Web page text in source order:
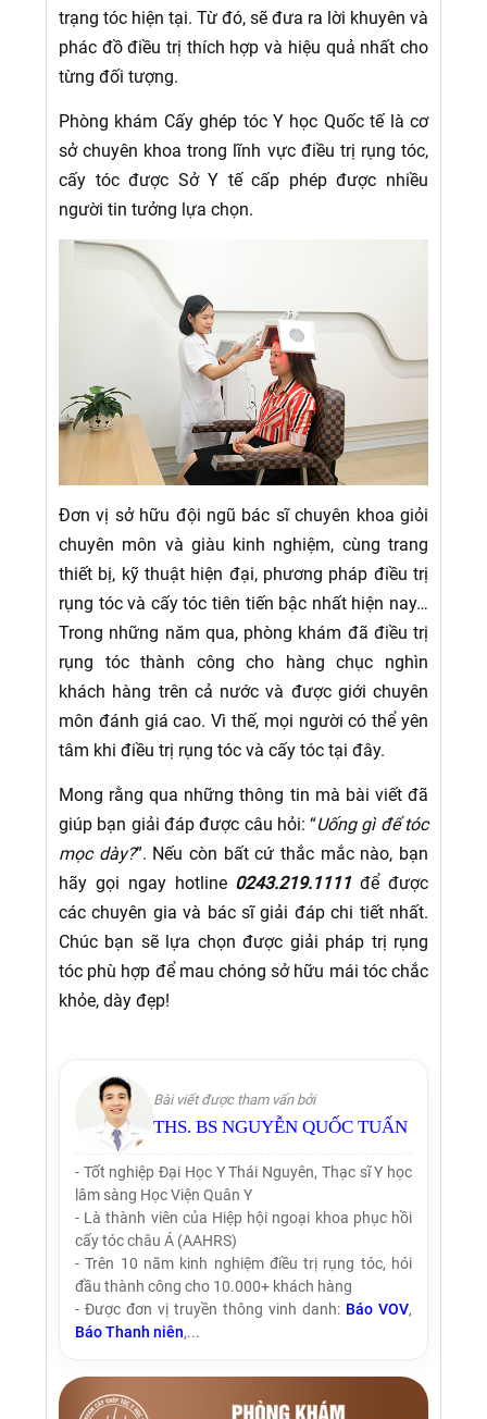
trạng tóc hiện tại. Từ đó, sẽ đưa ra lời khuyên và
phác đồ điều trị thích hợp và hiệu quả nhất cho
từng đối tượng.
Phòng khám Cấy ghép tóc Y học Quốc tế là cơ
sở chuyên khoa trong lĩnh vực điều trị rụng tóc,
cấy tóc được Sở Y tế cấp phép được nhiều
người tin tưởng lựa chọn.
Đơn vị sở hữu đội ngũ bác sĩ chuyên khoa giỏi
chuyên môn và giàu kinh nghiệm, cùng trang
thiết bị, kỹ thuật hiện đại, phương pháp điều trị
rụng tóc và cấy tóc tiên tiến bậc nhất hiện nay…
Trong những năm qua, phòng khám đã điều trị
rụng tóc thành công cho hàng chục nghìn
khách hàng trên cả nước và được giới chuyên
môn đánh giá cao. Vì thế, mọi người có thể yên
tâm khi điều trị rụng tóc và cấy tóc tại đây.
Mong rằng qua những thông tin mà bài viết đã
giúp bạn giải đáp được câu hỏi: “Uống gì để tóc
mọc dày?”. Nếu còn bất cứ thắc mắc nào, bạn
hãy gọi ngay hotline 0243.219.1111để được
các chuyên gia và bác sĩ giải đáp chi tiết nhất.
Chúc bạn sẽ lựa chọn được giải pháp trị rụng
tóc phù hợp để mau chóng sở hữu mái tóc chắc
khỏe, dày đẹp!
Bài viết được tham vấn bởi
THS. BS NGUYỄN QUỐC TUẤN
- Tốt nghiệp Đại Học Y Thái Nguyên, Thạc sĩ Y học
lâm sàng Học Viện Quân Y
- Là thành viên của Hiệp hội ngoại khoa phục hồi
cấy tóc châu Á (AAHRS)
- Trên 10 năm kinh nghiệm điều trị rụng tóc, hói
đầu thành công cho 10.000+ khách hàng
- Được đơn vị truyền thông vinh danh: Báo VOV,
Báo Thanh niên,...